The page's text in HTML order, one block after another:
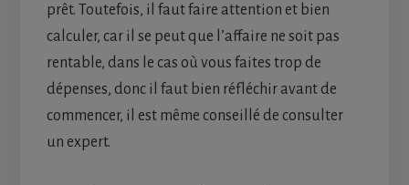
prêt. Toutefois, il faut faire attention et bien
calculer, car il se peut que l’affaire ne soit pas
rentable, dans le cas où vous faites trop de
dépenses, donc il faut bien réfléchir avant de
commencer, il est même conseillé de consulter
un expert.